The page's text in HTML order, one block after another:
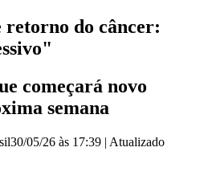
retorno do câncer:
começará novo
semana
30/05/26 às 17:39 | Atualizado